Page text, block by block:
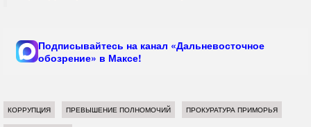
Подписывайтесь на канал «Дальневосточное
обозрение» в Максе!
КОРРУПЦИЯ ПРЕВЫШЕНИЕ ПОЛНОМОЧИЙ ПРОКУРАТУРА ПРИМОРЬЯ